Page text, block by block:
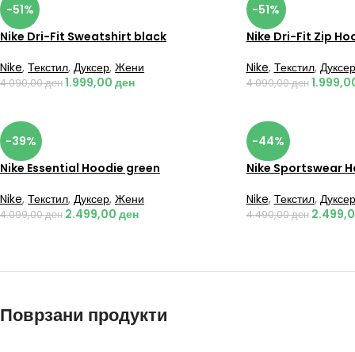
-51%
Nike Dri-Fit Sweatshirt black
Nike, Текстил, Дуксер, Жени
4.090,00ден1.999,00 ден
-51%
Nike Dri-Fit Zip
Nike, Текстил, Дуксер
4.090,00ден
-39%
Nike Essential Hoodie green
Nike, Текстил, Дуксер, Жени
4.099,00ден 2.499,00 ден
-44%
Nike Sportswear
Nike, Текстил, Дуксер
4.490,00ден
Поврзани продукти